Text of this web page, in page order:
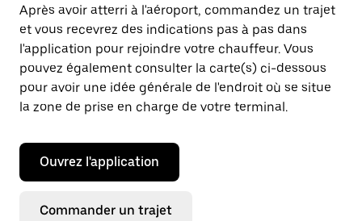
Après avoir atterri à l'aéroport, commandez un trajet
et vous recevrez des indications pas à pas dans
l'application pour rejoindre votre chauffeur. Vous
pouvez également consulter la carte(s) ci-dessous
pour avoir une idée générale de l'endroit où se situe
la zone de prise en charge de votre terminal.
Ouvrez l'application
Commander un trajet